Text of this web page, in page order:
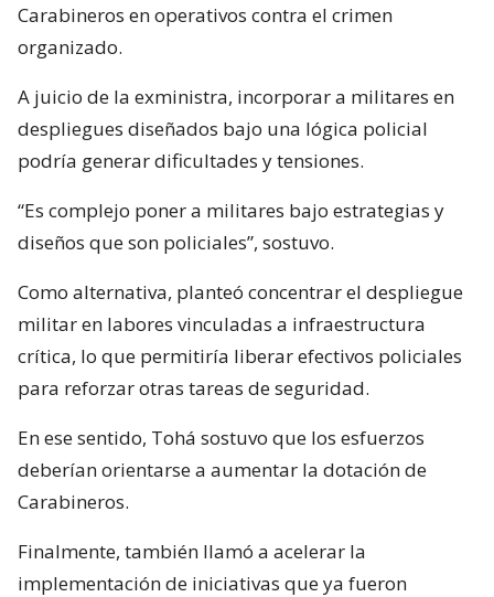
Carabineros en operativos contra el crimen
organizado.
A juicio de la exministra, incorporar a militares en
despliegues diseñados bajo una lógica policial
podría generar dificultades y tensiones.
“Es complejo poner a militares bajo estrategias y
diseños que son policiales”, sostuvo.
Como alternativa, planteó concentrar el despliegue
militar en labores vinculadas a infraestructura
crítica, lo que permitiría liberar efectivos policiales
para reforzar otras tareas de seguridad.
En ese sentido, Tohá sostuvo que los esfuerzos
deberían orientarse a aumentar la dotación de
Carabineros.
Finalmente, también llamó a acelerar la
implementación de iniciativas que ya fueron